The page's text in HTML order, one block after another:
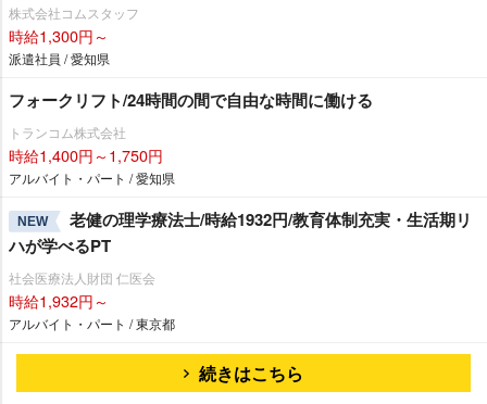
株式会社コムスタッフ
時給1,300円～
派遣社員 / 愛知県
フォークリフト/24時間の間で自由な時間に働ける
トランコム株式会社
時給1,400円～1,750円
アルバイト・パート / 愛知県
NEW
老健の理学療法士/時給1932円/教育体制充実・生活期リ
ハが学べるPT
社会医療法人財団 仁医会
時給1,932円～
アルバイト・パート / 東京都
続きはこちら